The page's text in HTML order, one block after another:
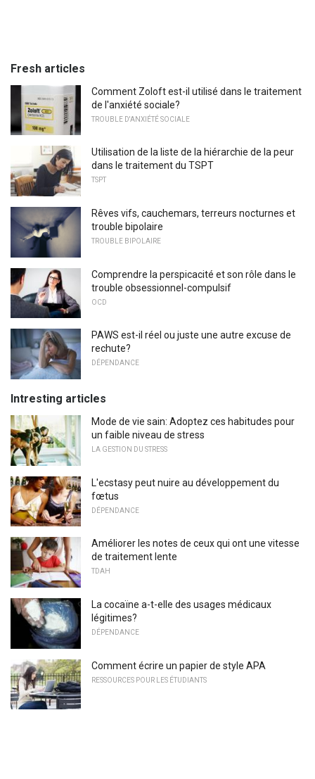
Fresh articles
Comment Zoloft est-il utilisé dans le traitement
de l'anxiété sociale?
TROUBLE D'ANXIÉTÉ SOCIALE
Utilisation de la liste de la hiérarchie de la peur
dans le traitement du TSPT
TSPT
Rêves vifs, cauchemars, terreurs nocturnes et
trouble bipolaire
TROUBLE BIPOLAIRE
Comprendre la perspicacité et son rôle dans le
trouble obsessionnel-compulsif
OCD
PAWS est-il réel ou juste une autre excuse de
rechute?
DÉPENDANCE
Intresting articles
Mode de vie sain: Adoptez ces habitudes pour
un faible niveau de stress
LA GESTION DU STRESS
L'ecstasy peut nuire au développement du
fœtus
DÉPENDANCE
Améliorer les notes de ceux qui ont une vitesse
de traitement lente
TDAH
La cocaïne a-t-elle des usages médicaux
légitimes?
DÉPENDANCE
Comment écrire un papier de style APA
RESSOURCES POUR LES ÉTUDIANTS